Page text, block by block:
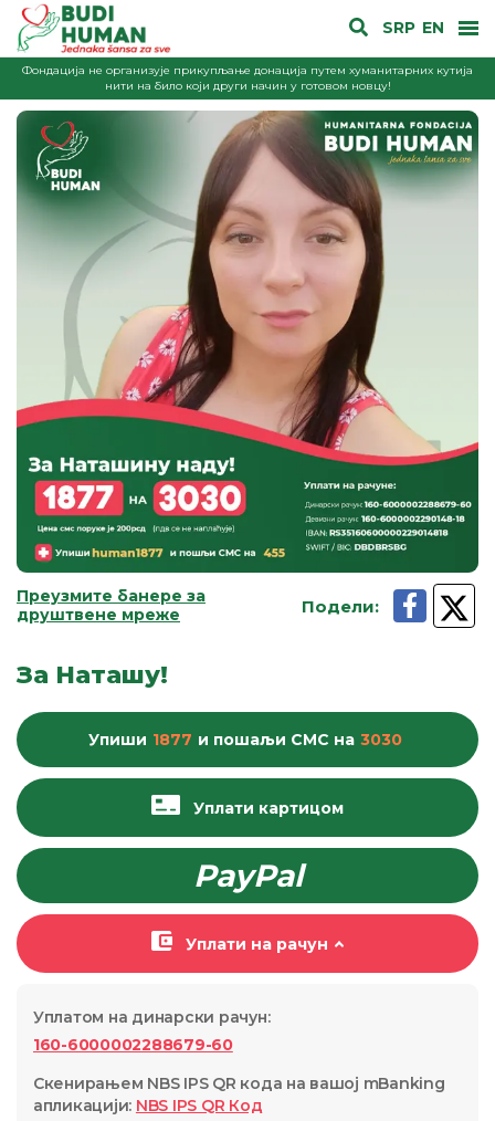
SRP EN
Фондација не организује прикупљање донација путем хуманитарних кутија
нити на било који други начин у готовом новцу!
Преузмите банере за
друштвене мреже
Подели:
За Наташу!
Уплати на рачун
Уплати картицом
PayPal
Упиши 1877 и пошаљи СМС на 3030
Уплатом на динарски рачун:
160-6000002288679-60
Скенирањем NBS IPS QR кода на вашој mBanking
апликацији: NBS IPS QR Код